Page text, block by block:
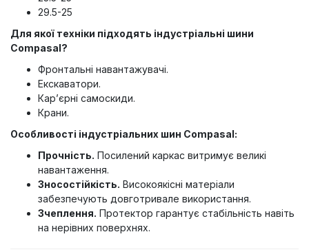
29.5-25
Для якої техніки підходять індустріальні шини
Compasal?
Фронтальні навантажувачі.
Екскаватори.
Кар’єрні самоскиди.
Крани.
Особливості індустріальних шин Compasal:
Прочність. Посилений каркас витримує великі
навантаження.
Зносостійкість. Високоякісні матеріали
забезпечують довготривале використання.
Зчеплення. Протектор гарантує стабільність навіть
на нерівних поверхнях.